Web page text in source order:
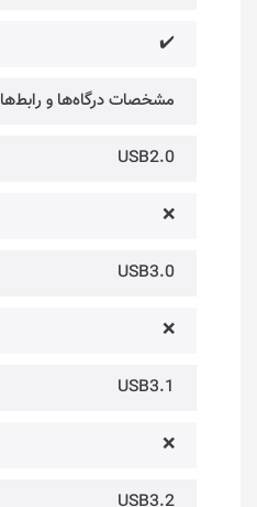
✔️
مشخصات درگاه‌ها و رابط‌ها
USB2.0
❌
USB3.0
❌
USB3.1
❌